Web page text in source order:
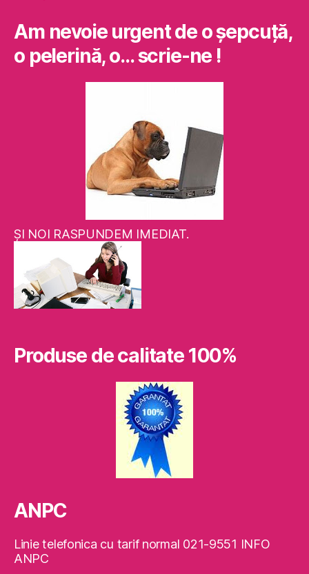
Am nevoie urgent de o şepcuţă,
o pelerină, o… scrie-ne !
ŞI NOI RASPUNDEM IMEDIAT.
Produse de calitate 100%
ANPC
Linie telefonica cu tarif normal 021-9551 INFO
ANPC